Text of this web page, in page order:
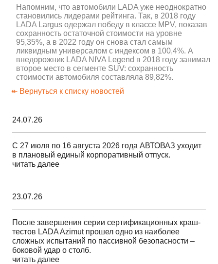
Напомним, что автомобили LADA уже неоднократно
становились лидерами рейтинга. Так, в 2018 году
LADA Largus одержал победу в классе MPV, показав
сохранность остаточной стоимости на уровне
95,35%, а в 2022 году он снова стал самым
ликвидным универсалом с индексом в 100,4%. А
внедорожник LADA NIVA Legend в 2018 году занимал
второе место в сегменте SUV: сохранность
стоимости автомобиля составляла 89,82%.
↞ Вернуться к списку новостей
24.07.26
С 27 июля по 16 августа 2026 года АВТОВАЗ уходит
в плановый единый корпоративный отпуск.
читать далее
23.07.26
После завершения серии сертификационных краш-
тестов LADA Azimut прошел одно из наиболее
сложных испытаний по пассивной безопасности –
боковой удар о столб.
читать далее